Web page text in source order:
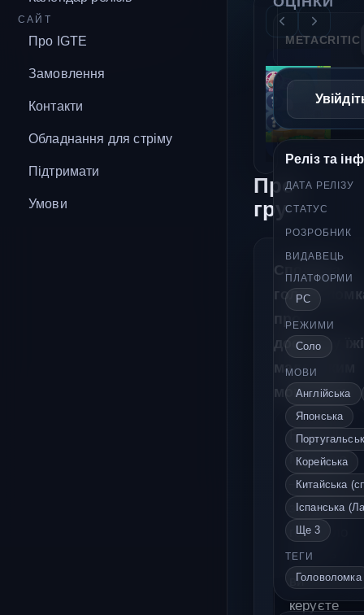
САЙТ
Про IGTE
Замовлення
Контакти
Обладнання для стріму
Підтримати
Умови
Про
гру
Спокійна
про
доставку їжі
маленьким
монстрам.
Feed All
Monsters
— це
затишна
головоло
мка, де
ви
керуєте
METACRITIC
Реліз та
ДАТА РЕЛІЗУ
СТАТУС
РОЗРОБНИК
ВИДАВЕЦЬ
ПЛАТФОРМИ
PC
РЕЖИМИ
Соло
МОВИ
Англійська
Японська
Корейська
Китайська
Іспанська
Ще 3
ТЕГИ
Головоломка